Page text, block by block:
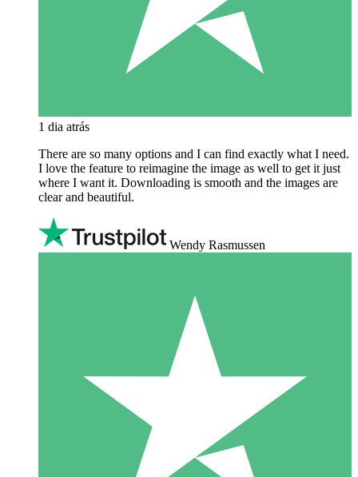
1 dia atrás
There are so many options and I can find exactly what I need.
I love the feature to reimagine the image as well to get it just
where I want it. Downloading is smooth and the images are
clear and beautiful.
Wendy Rasmussen